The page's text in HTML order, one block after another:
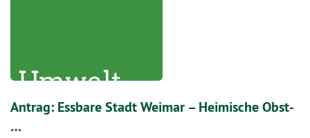
Antrag: Essbare Stadt Weimar – Heimische Obst-
…